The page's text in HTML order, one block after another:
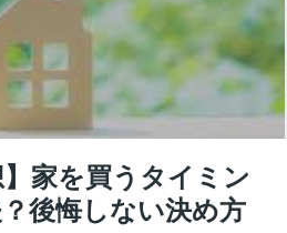
】家を買うタイミン
後悔しない決め方